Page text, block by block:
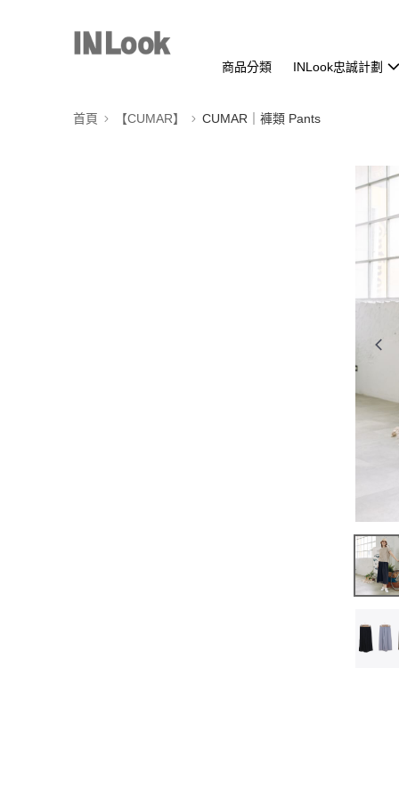
商品分類 INLook忠誠計劃
首頁 【CUMAR】 CUMAR｜褲類 Pants